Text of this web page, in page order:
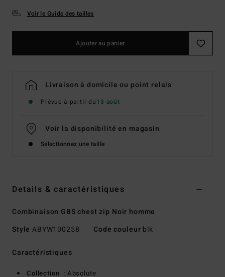
Voir le Guide des tailles
Ajouter au panier
Livraison à domicile ou point relais
Prévue à partir du13 août
Voir la disponibilité en magasin
Sélectionnez une taille
Details & caractéristiques
Combinaison GBS chest zip Noir homme
Style ABYW100258 Code couleur blk
Caractéristiques
Collection : Absolute